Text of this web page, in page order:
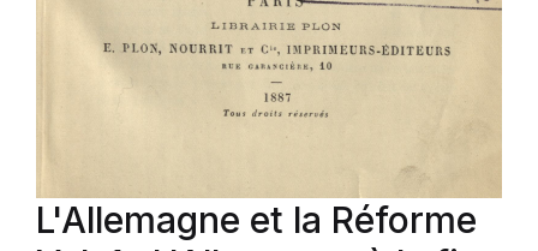
L'Allemagne et la Réforme